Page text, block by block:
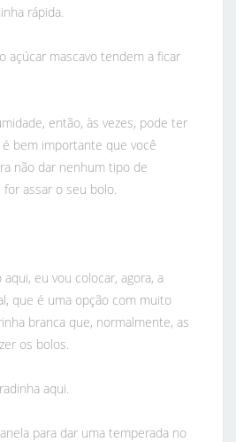
rápida.
açúcar mascavo tendem a ficar
então, às vezes, pode ter
bem importante que você
não dar nenhum tipo de
assar o seu bolo.
eu vou colocar, agora, a
que é uma opção com muito
branca que, normalmente, as
os bolos.
aqui.
para dar uma temperada no